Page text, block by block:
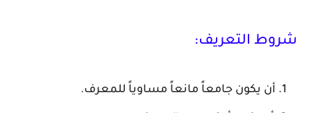
شروط التعريف:
أن يكون جامعاً مانعاً مساوياً للمعرف.